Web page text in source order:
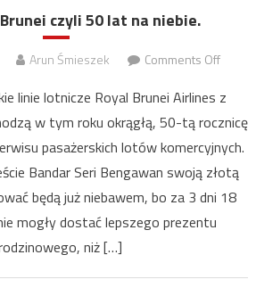
czyli 50 lat na niebie.
Arun Śmieszek Comments Offon
Royal
Brunei
czyli
50
lat
linie lotnicze Royal Brunei Airlines z
w tym roku okrągłą, 50-tą rocznicę
pasażerskich lotów komercyjnych.
Bandar Seri Bengawan swoją złotą
będą już niebawem, bo za 3 dni 18
mogły dostać lepszego prezentu
niż […]